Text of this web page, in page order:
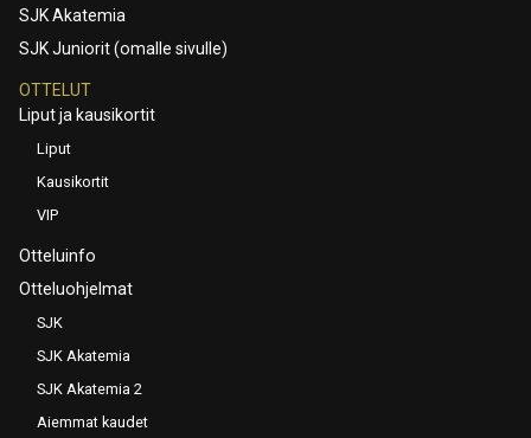
SJK Akatemia
SJK Juniorit (omalle sivulle)
OTTELUT
Liput ja kausikortit
Liput
Kausikortit
VIP
Otteluinfo
Otteluohjelmat
SJK
SJK Akatemia
SJK Akatemia 2
Aiemmat kaudet